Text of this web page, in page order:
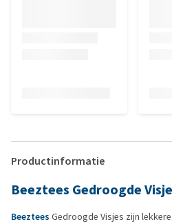
Productinformatie
Beeztees Gedroogde
Beeztees Gedroogde Visjes zijn